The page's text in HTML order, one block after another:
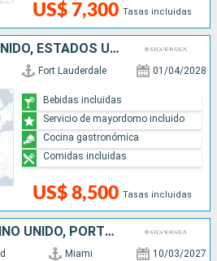
US$ 7,300 Tasas incluidas
MARRUECOS, REINO UNIDO, ESTADOS UNIDOS, PORTUGAL
Fort Lauderdale 01/04/2028
US$ 8,500 Tasas incluidas
Bebidas incluidas
Servicio de mayordomo incluido
Cocina gastronómica
Comidas incluidas
ESTADOS UNIDOS, REINO UNIDO, PORTUGAL
Miami 10/03/2027